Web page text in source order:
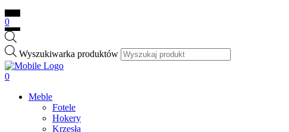
0
Wyszukiwarka produktów
0
Meble
Fotele
Hokery
Krzesła